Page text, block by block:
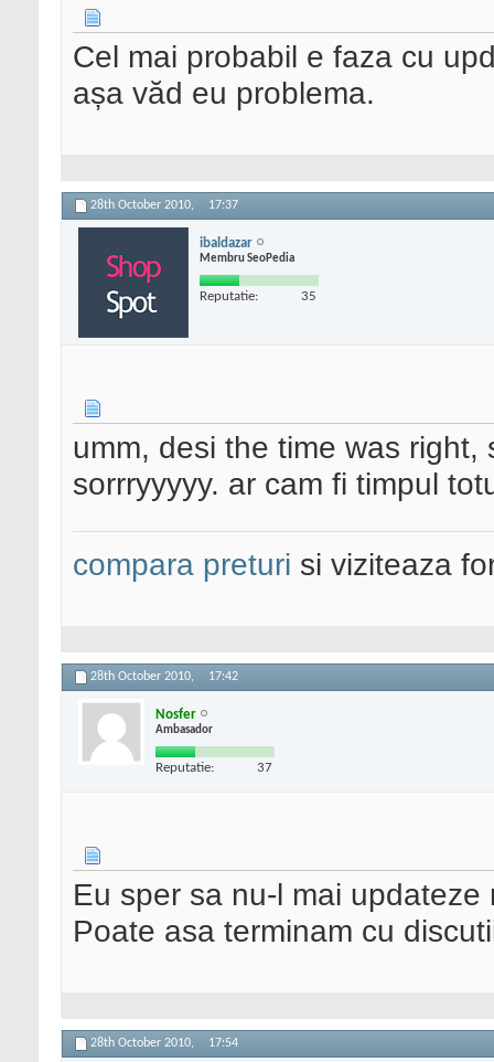
Cel mai probabil e faza cu
așa văd eu problema.
28th October 2010, 17:37
ibaldazar
Membru SeoPedia
Reputatie: 35
umm, desi the time was
sorrryyyyy. ar cam fi timpul
compara preturi si viziteaza
28th October 2010, 17:42
Nosfer
Ambasador
Reputatie: 37
Eu sper sa nu-l mai
Poate asa terminam cu
28th October 2010, 17:54